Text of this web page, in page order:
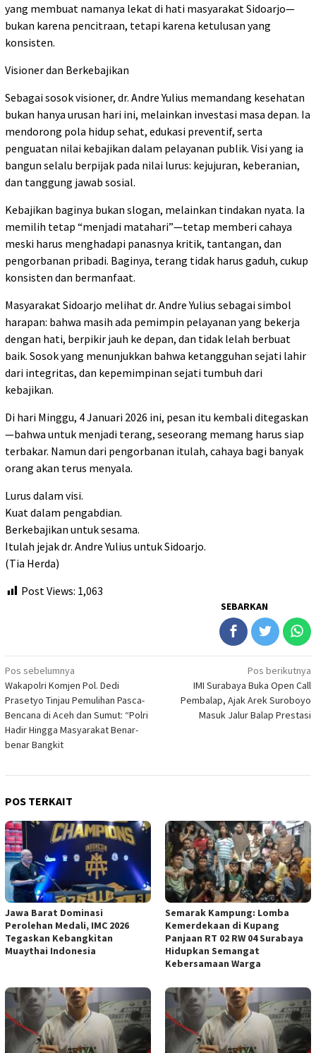
yang membuat namanya lekat di hati masyarakat Sidoarjo—
bukan karena pencitraan, tetapi karena ketulusan yang
konsisten.
Visioner dan Berkebajikan
Sebagai sosok visioner, dr. Andre Yulius memandang kesehatan
bukan hanya urusan hari ini, melainkan investasi masa depan. Ia
mendorong pola hidup sehat, edukasi preventif, serta
penguatan nilai kebajikan dalam pelayanan publik. Visi yang ia
bangun selalu berpijak pada nilai lurus: kejujuran, keberanian,
dan tanggung jawab sosial.
Kebajikan baginya bukan slogan, melainkan tindakan nyata. Ia
memilih tetap “menjadi matahari”—tetap memberi cahaya
meski harus menghadapi panasnya kritik, tantangan, dan
pengorbanan pribadi. Baginya, terang tidak harus gaduh, cukup
konsisten dan bermanfaat.
Masyarakat Sidoarjo melihat dr. Andre Yulius sebagai simbol
harapan: bahwa masih ada pemimpin pelayanan yang bekerja
dengan hati, berpikir jauh ke depan, dan tidak lelah berbuat
baik. Sosok yang menunjukkan bahwa ketangguhan sejati lahir
dari integritas, dan kepemimpinan sejati tumbuh dari
kebajikan.
Di hari Minggu, 4 Januari 2026 ini, pesan itu kembali ditegaskan
—bahwa untuk menjadi terang, seseorang memang harus siap
terbakar. Namun dari pengorbanan itulah, cahaya bagi banyak
orang akan terus menyala.
Lurus dalam visi.
Kuat dalam pengabdian.
Berkebajikan untuk sesama.
Itulah jejak dr. Andre Yulius untuk Sidoarjo.
(Tia Herda)
Post Views: 1,063
SEBARKAN
Navigasi
pos
Pos sebelumnya
Wakapolri Komjen Pol. Dedi
Prasetyo Tinjau Pemulihan Pasca-
Bencana di Aceh dan Sumut: “Polri
Hadir Hingga Masyarakat Benar-
benar Bangkit
Pos berikutnya
IMI Surabaya Buka Open Call
Pembalap, Ajak Arek Suroboyo
Masuk Jalur Balap Prestasi
POS TERKAIT
Jawa Barat Dominasi
Perolehan Medali, IMC 2026
Tegaskan Kebangkitan
Muaythai Indonesia
Semarak Kampung: Lomba
Kemerdekaan di Kupang
Panjaan RT 02 RW 04 Surabaya
Hidupkan Semangat
Kebersamaan Warga